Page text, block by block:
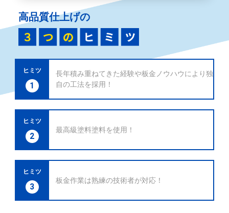
高品質仕上げの
ヒミツ
1
長年積み重ねてきた経験や板金ノウハウにより独
自の工法を採用！
ヒミツ
2
最高級塗料塗料を使用！
ヒミツ
3
板金作業は熟練の技術者が対応！